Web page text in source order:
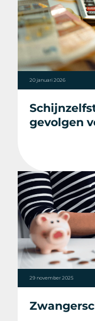
20 januari 2026
gevolgen
29 november 2025